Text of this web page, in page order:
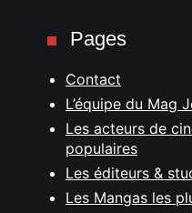
Pages
Contact
L’équipe du Mag
Les acteurs de
populaires
Les éditeurs &
Les Mangas les